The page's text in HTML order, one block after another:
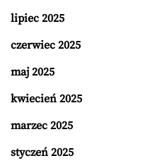
lipiec 2025
czerwiec 2025
maj 2025
kwiecień 2025
marzec 2025
styczeń 2025